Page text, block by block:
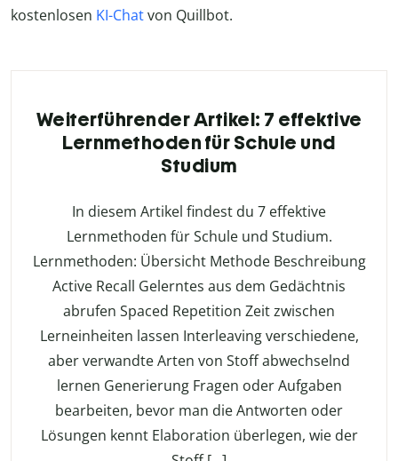
kostenlosen KI-Chatvon Quillbot.
Weiterführender Artikel: 7 effektive
Lernmethoden für Schule und
Studium
In diesem Artikel findest du 7 effektive
Lernmethoden für Schule und Studium.
Lernmethoden: Übersicht Methode Beschreibung
Active Recall Gelerntes aus dem Gedächtnis
abrufen Spaced Repetition Zeit zwischen
Lerneinheiten lassen Interleaving verschiedene,
aber verwandte Arten von Stoff abwechselnd
lernen Generierung Fragen oder Aufgaben
bearbeiten, bevor man die Antworten oder
Lösungen kennt Elaboration überlegen, wie der